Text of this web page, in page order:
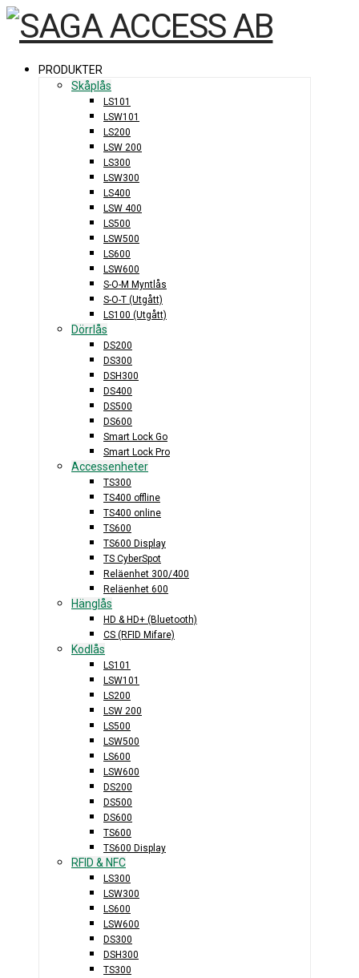
PRODUKTER
Skåplås
LS101
LSW101
LS200
LSW 200
LS300
LSW300
LS400
LSW 400
LS500
LSW500
LS600
LSW600
S-O-M Myntlås
S-O-T (Utgått)
LS100 (Utgått)
Dörrlås
DS200
DS300
DSH300
DS400
DS500
DS600
Smart Lock Go
Smart Lock Pro
Accessenheter
TS300
TS400 offline
TS400 online
TS600
TS600 Display
TS CyberSpot
Reläenhet 300/400
Reläenhet 600
Hänglås
HD & HD+ (Bluetooth)
CS (RFID Mifare)
Kodlås
LS101
LSW101
LS200
LSW 200
LS500
LSW500
LS600
LSW600
DS200
DS500
DS600
TS600
TS600 Display
RFID & NFC
LS300
LSW300
LS600
LSW600
DS300
DSH300
TS300